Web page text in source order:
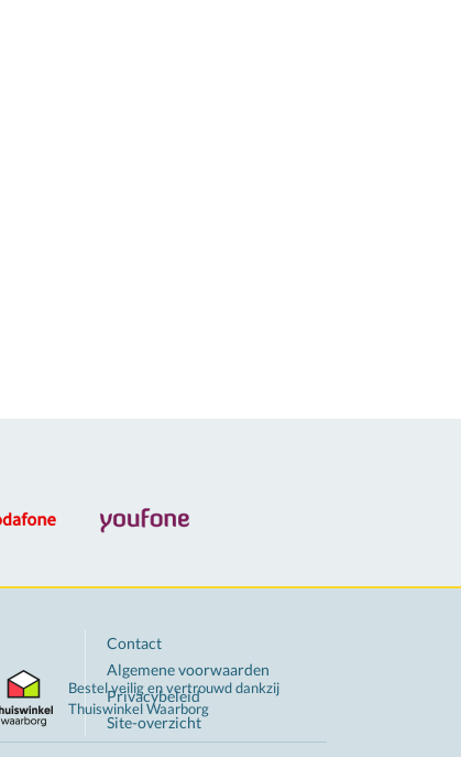
Bestel veilig en vertrouwd dankzij
ThuiswinkelWaarborg
Contact
Algemene voorwaarden
Privacybeleid
Site-overzicht